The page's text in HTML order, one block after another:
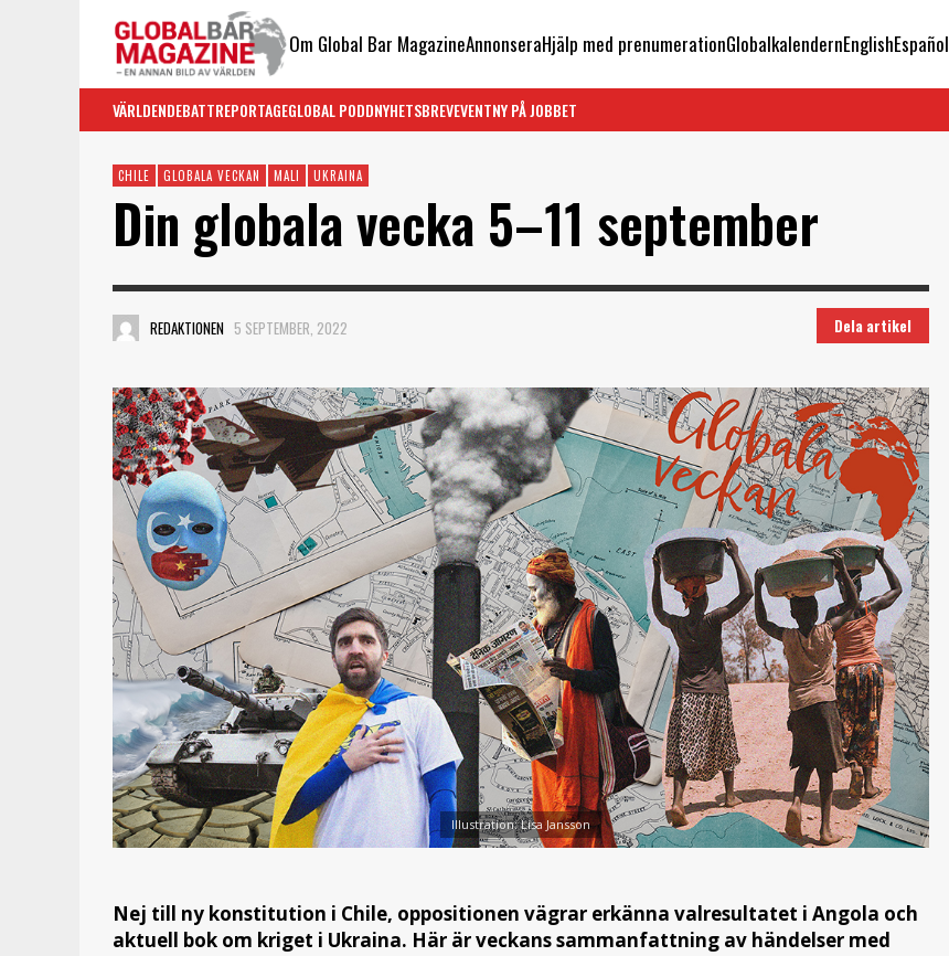
Om Global Bar MagazineAnnonseraHjälp med prenumerationGlobalkalendernEnglishEspañol
VÄRLDENDEBATTREPORTAGEGLOBAL PODDNYHETSBREVEVENTNY PÅ JOBBET
CHILE GLOBALA VECKAN MALI UKRAINA
Din globala vecka 5–11 september
REDAKTIONEN 5 SEPTEMBER, 2022 Dela artikel
Illustration: Lisa Jansson
Nej till ny konstitution i Chile, oppositionen vägrar erkänna valresultatet i Angola och
aktuell bok om kriget i Ukraina. Här är veckans sammanfattning av händelser med